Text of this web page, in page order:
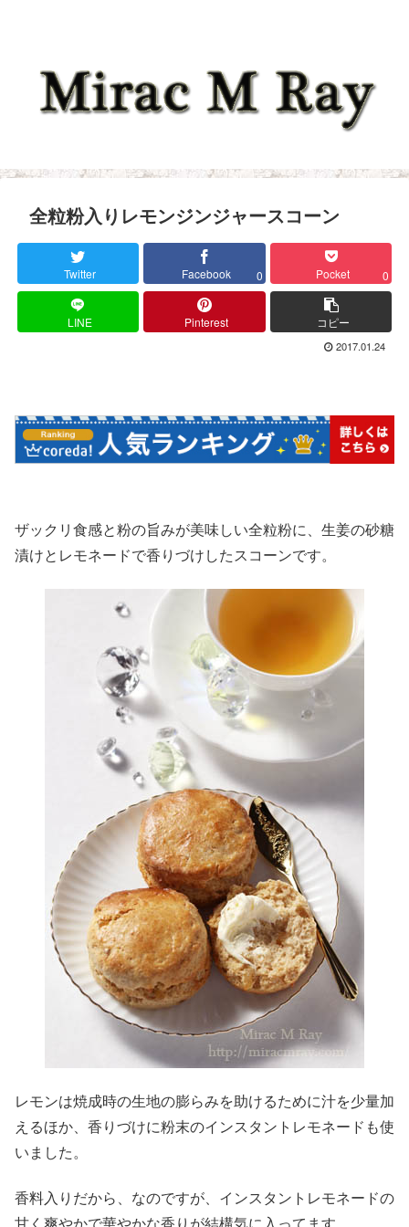
全粒粉入りレモンジンジャースコーン
Twitter Facebook 0 Pocket 0
LINE Pinterest コピー
2017.01.24
ザックリ食感と粉の旨みが美味しい全粒粉に、生姜の砂糖
漬けとレモネードで香りづけしたスコーンです。
レモンは焼成時の生地の膨らみを助けるために汁を少量加
えるほか、香りづけに粉末のインスタントレモネードも使
いました。
香料入りだから、なのですが、インスタントレモネードの